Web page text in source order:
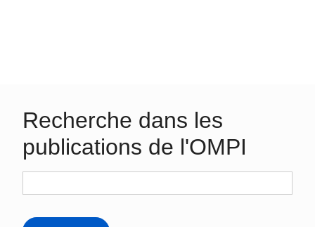
Recherche dans les
publications de l'OMPI